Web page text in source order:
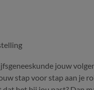
jouw
stap voor stap aan je